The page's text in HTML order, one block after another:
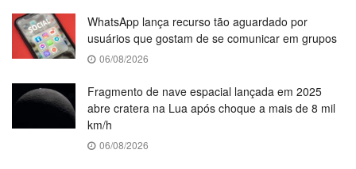
WhatsApp lança recurso tão aguardado por
usuários que gostam de se comunicar em grupos
06/08/2026
Fragmento de nave espacial lançada em 2025
abre cratera na Lua após choque a mais de 8 mil
km/h
06/08/2026